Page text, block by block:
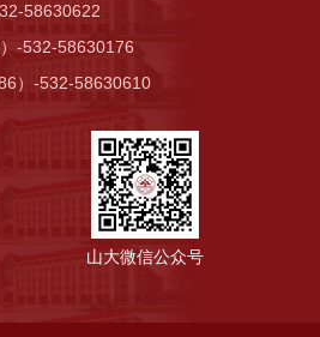
58630622
-532-58630176
）-532-58630610
山大微信公众号